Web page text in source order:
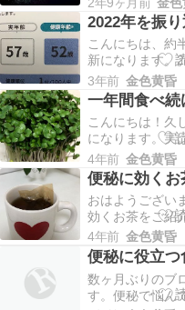
す。紅葉〓見に
を載せます。
2022年を振
こんにちは、約
新になります。
っ最中、私は若
建の免許にチャ
年度の4月から
強でなんと一発
きました。主人
らいながら、平
日祝日は平均8
3年前 金色黄昏
一年間食べ続
こんにちは！久
になります。実
べ続けたものが
僚が癌にかかっ
うですが、今は
働いています。
べ始めましたが
白髪が増えてな
す。また疲れる
4年前 金色黄昏
便秘に効くお
おはようござい
効くお茶をご紹
す。前回の記事
しましたが実は
けではなくお茶
きます。みなさ
繊維が豊富に入
4年前 金色黄昏
便秘に役立つ
数ヶ月ぶりのブ
す。便秘で悩ん